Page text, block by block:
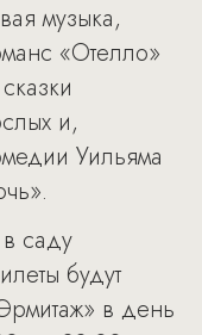
музыка,
«Отелло»
и,
Уильяма
саду
будут
в день